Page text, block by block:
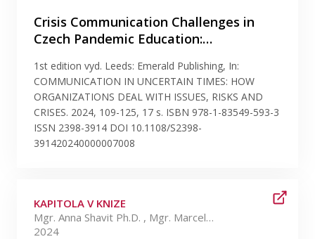
Crisis Communication Challenges in
Czech Pandemic Education:…
1st edition vyd. Leeds: Emerald Publishing, In:
COMMUNICATION IN UNCERTAIN TIMES: HOW
ORGANIZATIONS DEAL WITH ISSUES, RISKS AND
CRISES. 2024, 109-125, 17 s. ISBN 978-1-83549-593-3
ISSN 2398-3914 DOI 10.1108/S2398-
391420240000007008
KAPITOLA V KNIZE
Mgr. Anna Shavit Ph.D. , Mgr. Marcela Konrádová Ph.D.
2024